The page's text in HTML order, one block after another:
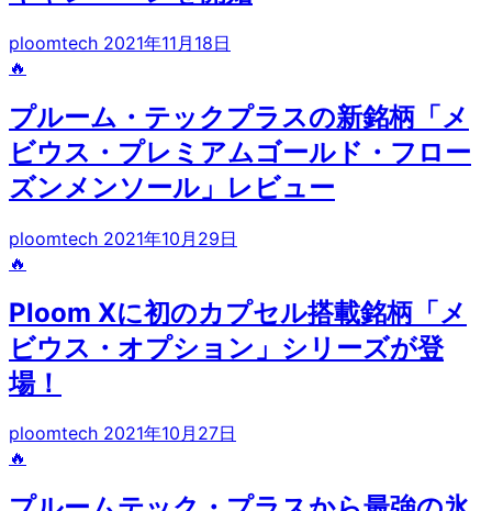
ploomtech 2021年11月18日
🔥
プルーム・テックプラスの新銘柄「メ
ビウス・プレミアムゴールド・フロー
ズンメンソール」レビュー
ploomtech 2021年10月29日
🔥
Ploom Xに初のカプセル搭載銘柄「メ
ビウス・オプション」シリーズが登
場！
ploomtech 2021年10月27日
🔥